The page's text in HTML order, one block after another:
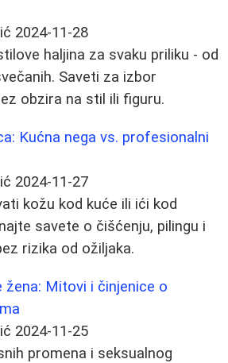
2024-11-28
haljina za svaku priliku - od
Saveti za izbor
obzira na stil ili figuru.
Kućna nega vs. profesionalni
2024-11-27
kožu kod kuće ili ići kod
savete o čišćenju, pilingu i
rizika od ožiljaka.
žena: Mitovi i činjenice o
2024-11-25
promena i seksualnog